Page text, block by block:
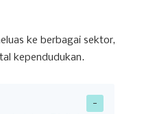
ke berbagai sektor,
kependudukan.